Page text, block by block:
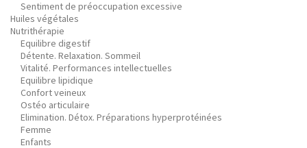
Sentiment de préoccupation excessive
Huiles végétales
Nutrithérapie
Equilibre digestif
Détente. Relaxation. Sommeil
Vitalité. Performances intellectuelles
Equilibre lipidique
Confort veineux
Ostéo articulaire
Elimination. Détox. Préparations hyperprotéinées
Femme
Enfants